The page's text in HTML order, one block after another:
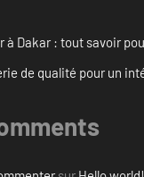
à Dakar : tout savoir
de qualité pour un